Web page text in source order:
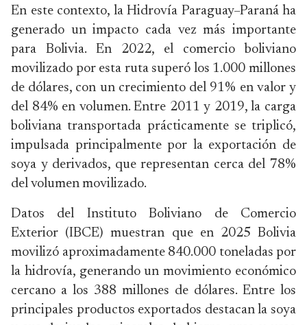
En este contexto, la Hidrovía Paraguay–Paraná ha
generado un impacto cada vez más importante
para Bolivia. En 2022, el comercio boliviano
movilizado por esta ruta superó los 1.000 millones
de dólares, con un crecimiento del 91% en valor y
del 84% en volumen. Entre 2011 y 2019, la carga
boliviana transportada prácticamente se triplicó,
impulsada principalmente por la exportación de
soya y derivados, que representan cerca del 78%
del volumen movilizado.
Datos del Instituto Boliviano de Comercio
Exterior (IBCE) muestran que en 2025 Bolivia
movilizó aproximadamente 840.000 toneladas por
la hidrovía, generando un movimiento económico
cercano a los 388 millones de dólares. Entre los
principales productos exportados destacan la soya